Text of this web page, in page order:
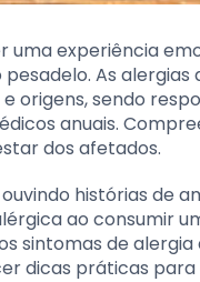
experiência
As
origens, sendo
anuais.
dos afetados.
histórias de
ao consumir
sintomas de
dicas práticas